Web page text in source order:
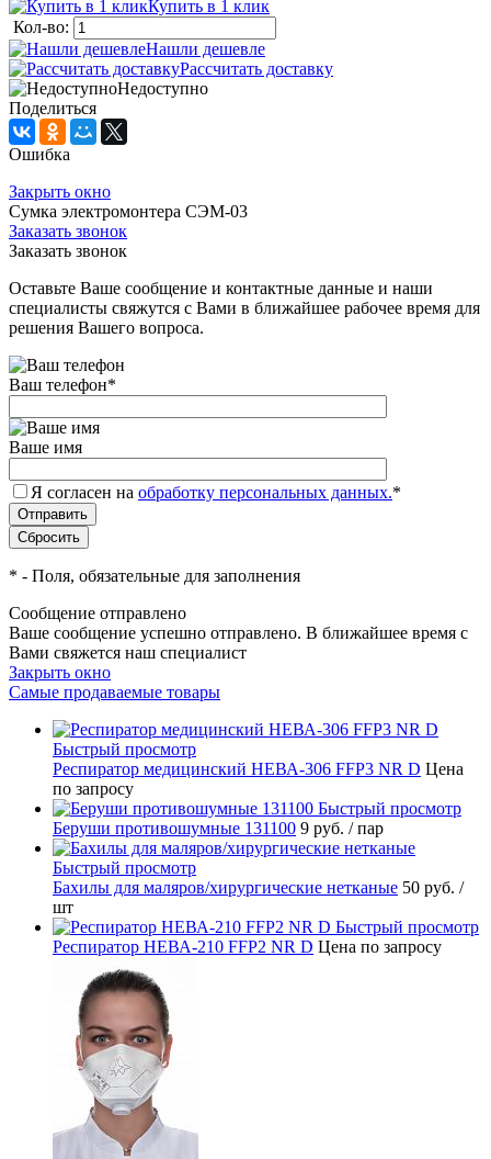
Купить в 1 клик
Кол-во:
Нашли дешевле
Рассчитать доставку
Недоступно
Поделиться
Ошибка
Закрыть окно
Сумка электромонтера СЭМ-03
Заказать звонок
Заказать звонок
Оставьте Ваше сообщение и контактные данные и наши
специалисты свяжутся с Вами в ближайшее рабочее время для
решения Вашего вопроса.
Ваш телефон*
Ваше имя
Я согласен на обработку персональных данных.*
* - Поля, обязательные для заполнения
Сообщение отправлено
Ваше сообщение успешно отправлено. В ближайшее время с
Вами свяжется наш специалист
Закрыть окно
Самые продаваемые товары
Быстрый просмотр
Респиратор медицинский НЕВА-306 FFP3 NR D Цена
по запросу
Быстрый просмотр
Беруши противошумные 131100 9 руб. / пар
Быстрый просмотр
Бахилы для маляров/хирургические нетканые 50 руб. /
шт
Быстрый просмотр
Респиратор НЕВА-210 FFP2 NR D Цена по запросу